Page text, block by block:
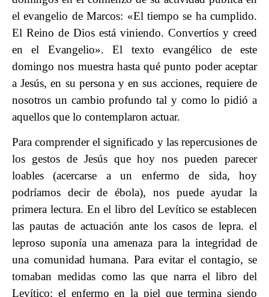
el evangelio de Marcos: «El tiempo se ha cumplido.
El Reino de Dios está viniendo. Convertíos y creed
en el Evangelio». El texto evangélico de este
domingo nos muestra hasta qué punto poder aceptar
a Jesús, en su persona y en sus acciones, requiere de
nosotros un cambio profundo tal y como lo pidió a
aquellos que lo contemplaron actuar.
Para comprender el significado y las repercusiones de
los gestos de Jesús que hoy nos pueden parecer
loables (acercarse a un enfermo de sida, hoy
podríamos decir de ébola), nos puede ayudar la
primera lectura. En el libro del Levítico se establecen
las pautas de actuación ante los casos de lepra. el
leproso suponía una amenaza para la integridad de
una comunidad humana. Para evitar el contagio, se
tomaban medidas como las que narra el libro del
Levítico: el enfermo en la piel que termina siendo